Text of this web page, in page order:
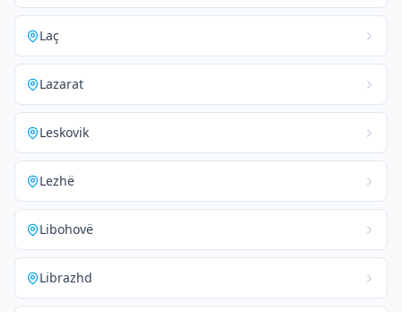
Laç
Lazarat
Leskovik
Lezhë
Libohovë
Librazhd